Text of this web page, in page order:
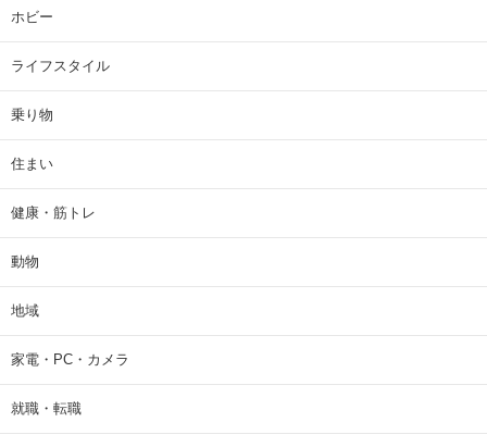
ホビー
ライフスタイル
乗り物
住まい
健康・筋トレ
動物
地域
家電・PC・カメラ
就職・転職